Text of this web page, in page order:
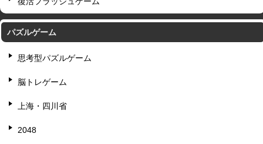
パズルゲーム
思考型パズルゲーム
脳トレゲーム
上海・四川省
2048